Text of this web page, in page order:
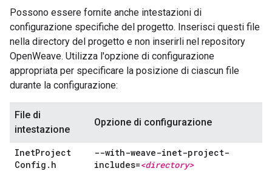
Possono essere fornite anche intestazioni di
configurazione specifiche del progetto. Inserisci questi file
nella directory del progetto e non inserirli nel repository
OpenWeave. Utilizza l'opzione di configurazione
appropriata per specificare la posizione di ciascun file
durante la configurazione:
File di
intestazione
Opzione di configurazione
InetProject
Config . h
--with-weave-inet-project-
includes=<directory>